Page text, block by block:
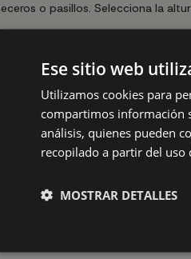
o pasillos. Selecciona la
limpiar la estructura y
tarea de limpieza o sustitución
y medidas mostradas son
real del producto. Si
Ese sitio web
Utilizamos cookies para
compartimos información
análisis, quienes pueden
recopilado a partir del uso
MOSTRAR DETALLES